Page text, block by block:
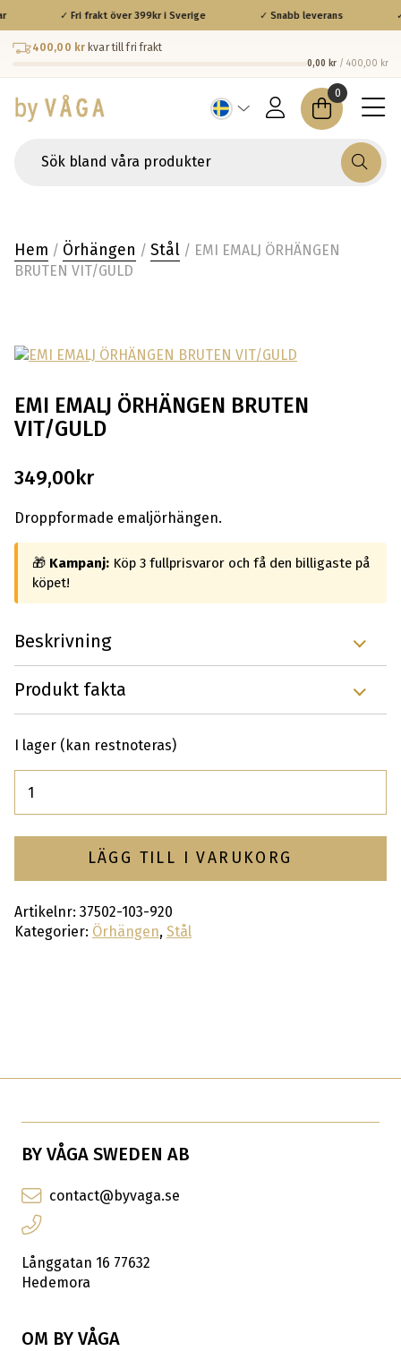
✓ Fri frakt över 399kr i Sverige ✓ Snabb leverans
400,00 kr kvar till fri frakt
0,00 kr / 400,00 kr
0
Hem / Örhängen / Stål / EMI EMALJ ÖRHÄNGEN
BRUTEN VIT/GULD
EMI EMALJ ÖRHÄNGEN BRUTEN
VIT/GULD
349,00kr
Droppformade emaljörhängen.
🎁 Kampanj: Köp 3 fullprisvaror och få den billigaste på
köpet!
Beskrivning
Produkt fakta
I lager (kan restnoteras)
LÄGG TILL I VARUKORG
Artikelnr: 37502-103-920
Kategorier: Örhängen, Stål
BY VÅGA SWEDEN AB
contact@byvaga.se
Långgatan 16 77632
Hedemora
OM BY VÅGA